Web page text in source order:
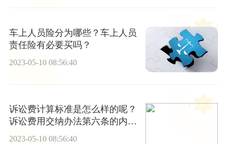
车上人员险分为哪些？车上人员
责任险有必要买吗？
2023-05-10 08:56:40
诉讼费计算标准是怎么样的呢？
诉讼费用交纳办法第六条的内容
是什么？
2023-05-10 08:56:40